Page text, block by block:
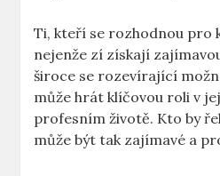
Ti, kteří se rozhodnou pro
nejenže zí získají
široce se rozevírající
může hrát klíčovou roli v
profesním životě. Kto by
může být tak zajímavé a